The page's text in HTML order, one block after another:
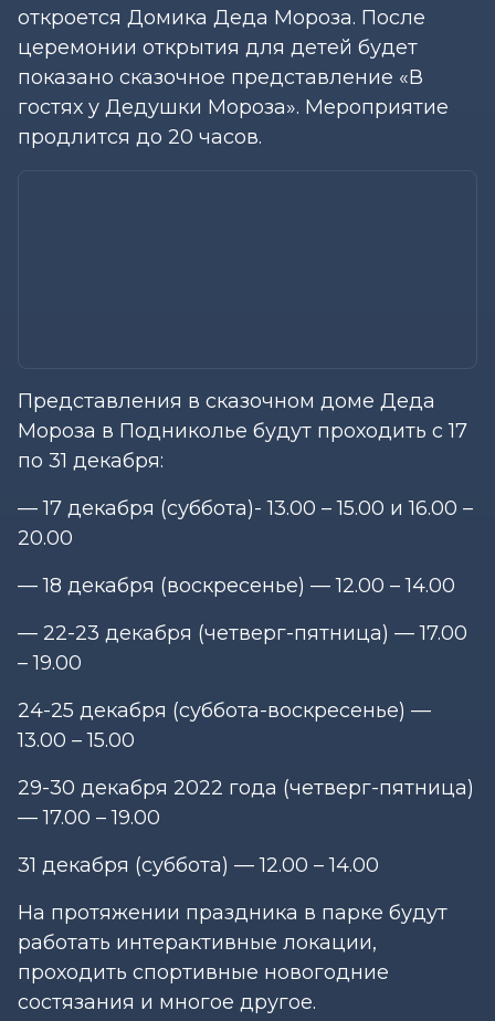
откроется Домика Деда Мороза. После
церемонии открытия для детей будет
показано сказочное представление «В
гостях у Дедушки Мороза». Мероприятие
продлится до 20 часов.
Представления в сказочном доме Деда
Мороза в Подниколье будут проходить с 17
по 31 декабря:
— 17 декабря (суббота)- 13.00 – 15.00 и 16.00 –
20.00
— 18 декабря (воскресенье) — 12.00 – 14.00
— 22-23 декабря (четверг-пятница) — 17.00
– 19.00
24-25 декабря (суббота-воскресенье) —
13.00 – 15.00
29-30 декабря 2022 года (четверг-пятница)
— 17.00 – 19.00
31 декабря (суббота) — 12.00 – 14.00
На протяжении праздника в парке будут
работать интерактивные локации,
проходить спортивные новогодние
состязания и многое другое.